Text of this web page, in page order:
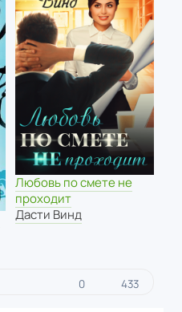
Любовь по смете не
проходит
Дасти Винд
0 433